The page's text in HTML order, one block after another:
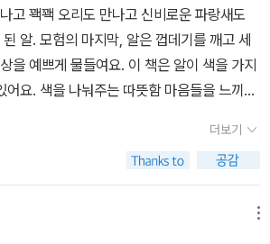
고 꽥꽥 오리도 만나고 신비로운 파랑새도
알. 모험의 마지막, 알은 껍데기를 깨고 세
을 예쁘게 물들여요. 이 책은 알이 색을 가지
요. 색을 나눠주는 따뜻함 마음들을 느끼고,
정이 재미있었는지 색깔 하나하나 짚어가며
.색이 모여 검은색이 될 때는 같이 무슨 일
알이 껍데기를 깨고 나와 예쁜 새가 되었을
답니다. 각 색깔이 주는 그 특색과 나눠주는
더보기